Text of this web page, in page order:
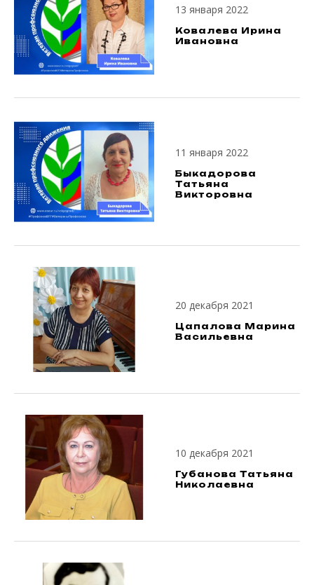
13 января 2022
Ковалева Ирина
Ивановна
11 января 2022
Быкадорова
Татьяна
Викторовна
20 декабря 2021
Цапалова Марина
Васильевна
10 декабря 2021
Губанова Татьяна
Николаевна